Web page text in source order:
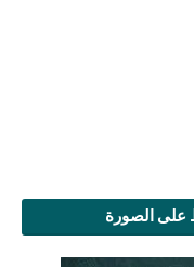
على الصورة